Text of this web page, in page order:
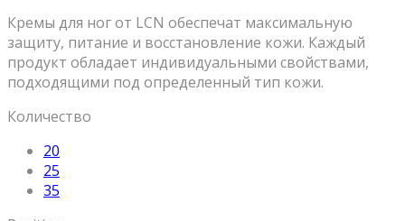
Кремы для ног от LCN обеспечат максимальную
защиту, питание и восстановление кожи. Каждый
продукт обладает индивидуальными свойствами,
подходящими под определенный тип кожи.
Количество
20
25
35